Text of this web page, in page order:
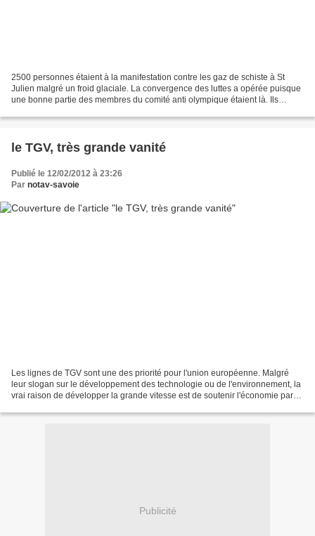
2500 personnes étaient à la manifestation contre les gaz de schiste à St
Julien malgré un froid glaciale. La convergence des luttes a opérée puisque
une bonne partie des membres du comité anti olympique étaient là. Ils
le TGV, très grande vanité
Publié le 12/02/2012 à 23:26
Par notav-savoie
Les lignes de TGV sont une des priorité pour l'union européenne. Malgré
leur slogan sur le développement des technologie ou de l'environnement, la
vrai raison de développer la grande vitesse est de soutenir l'économie par
Publicité